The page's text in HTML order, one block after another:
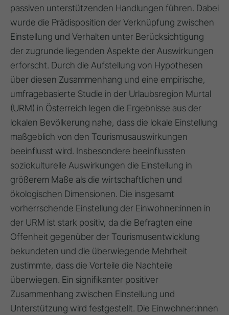
passiven unterstützenden Handlungen führen. Dabei
wurde die Prädisposition der Verknüpfung zwischen
Einstellung und Verhalten unter Berücksichtigung
der zugrunde liegenden Aspekte der Auswirkungen
erforscht. Durch die Aufstellung von Hypothesen
über diesen Zusammenhang und eine empirische,
umfragebasierte Studie in der Urlaubsregion Murtal
(URM) in Österreich legen die Ergebnisse aus der
lokalen Bevölkerung nahe, dass die lokale Einstellung
maßgeblich von den Tourismusauswirkungen
beeinflusst wird. Insbesondere beeinflussten
soziokulturelle Auswirkungen die Einstellung in
größerem Maße als die wirtschaftlichen und
ökologischen Dimensionen. Die insgesamt
vorherrschende Einstellung der Einwohner:innen in
der URM ist stark positiv, da die Befragten eine
Offenheit gegenüber der Tourismusentwicklung
bekundeten und die überwiegende Mehrheit
zustimmte, dass die Vorteile die Nachteile
überwiegen. Ein signifikanter positiver
Zusammenhang zwischen Einstellung und
Unterstützung wird festgestellt. Die Einwohner:innen